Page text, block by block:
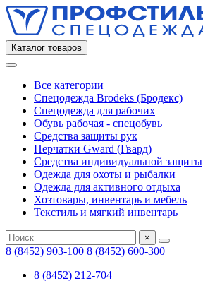
Каталог товаров
Все категории
Спецодежда Brodeks (Бродекс)
Спецодежда для рабочих
Обувь рабочая - спецобувь
Средства защиты рук
Перчатки Gward (Гвард)
Средства индивидуальной защиты
Одежда для охоты и рыбалки
Одежда для активного отдыха
Хозтовары, инвентарь и мебель
Текстиль и мягкий инвентарь
×
8 (8452) 903-100 8 (8452) 600-300
8 (8452) 212-704